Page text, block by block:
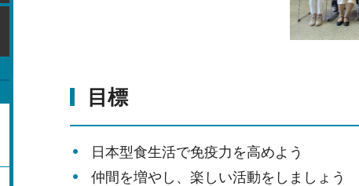
目標
日本型食生活で免疫力を高めよう
仲間を増やし、楽しい活動をしましょう